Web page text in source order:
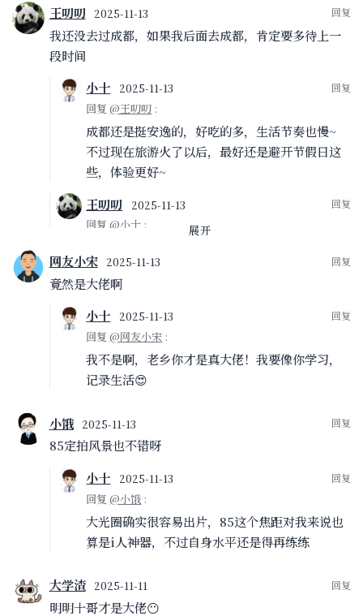
王叨叨 2025-11-13
我还没去过成都，如果我后面去成都，肯定要多待上一
段时间
小十
2025-11-13
回复@王叨叨 :
成都还是挺安逸的，好吃的多，生活节奏也慢~
不过现在旅游火了以后，最好还是避开节假日这
些，体验更好~
王叨叨
2025-11-13
回复@小十 :
玩一遍。
回复@王叨叨:
怎么会失业，太悲观了！请公休也可以玩，不要
考虑失业的事，财富自由了另说~
回复 @小十
请一个月的假肯定不现实啊，所以还是等失业
能都不太一样😝
小十
2025-11-13
回复 @王叨叨
展开
网友小宋 2025-11-13
竟然是大佬啊
小十
2025-11-13
回复@网友小宋 :
我不是啊，老乡你才是真大佬！我要像你学习，
记录生活😍
小饿 2025-11-13
85定拍风景也不错呀
小十
2025-11-13
回复@小饿 :
大光圈确实很容易出片，85这个焦距对我来说也
算是i人神器，不过自身水平还是得再练练
大学渣 2025-11-11
明明十哥才是大佬😶